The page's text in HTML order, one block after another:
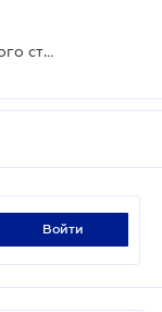
Планируется обновление норм дорожного строительства
войти